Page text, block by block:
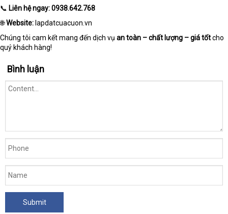
📞 Liên hệ ngay:0938.642.768
🌐Website: lapdatcuacuon.vn
Chúng tôi cam kết mang đến dịch vụ an toàn – chất lượng – giá tốtcho
quý khách hàng!
Bình luận